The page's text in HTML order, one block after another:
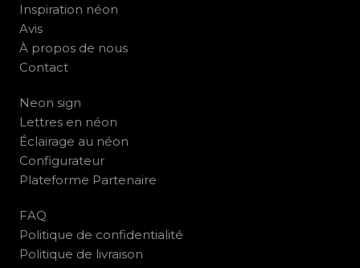
Inspiration néon
Avis
À propos de nous
Contact
Neon sign
Lettres en néon
Éclairage au néon
Configurateur
Plateforme Partenaire
FAQ
Politique de confidentialité
Politique de livraison